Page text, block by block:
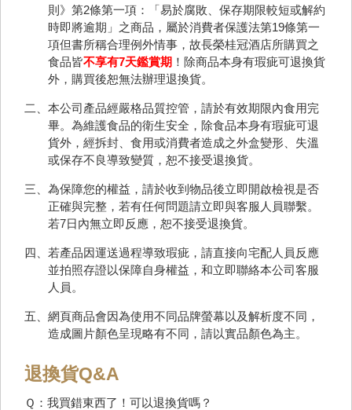
則》第2條第一項：「易於腐敗、保存期限較短或解約
時即將逾期」之商品，屬於消費者保護法第19條第一
項但書所稱合理例外情事，故長榮桂冠酒店所購買之
食品皆不享有7天鑑賞期 ！除商品本身有瑕疵可退換貨
外，購買後恕無法辦理退換貨。
二、本公司產品經嚴格品質控管，請於有效期限內食用完
畢。為維護食品的衛生安全，除食品本身有瑕疵可退
貨外，經拆封、食用或消費者造成之外盒變形、失溫
或保存不良導致變質，恕不接受退換貨。
三、為保障您的權益，請於收到物品後立即開啟檢視是否
正確與完整，若有任何問題請立即與客服人員聯繫。
若7日內無立即反應，恕不接受退換貨。
四、若產品因運送過程導致瑕疵，請直接向宅配人員反應
並拍照存證以保障自身權益，和立即聯絡本公司客服
人員。
五、網頁商品會因為使用不同品牌螢幕以及解析度不同，
造成圖片顏色呈現略有不同，請以實品顏色為主。
退換貨Q&A
Ｑ：我買錯東西了！可以退換貨嗎？